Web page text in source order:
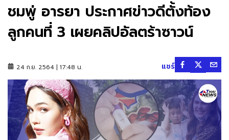
ชมพู่ อารยา ประกาศข่าวดีตั้งท้อง
ลูกคนที่ 3 เผยคลิปอัลตร้าซาวน์
24 ก.ย. 2564 | 17:48 น. แชร์